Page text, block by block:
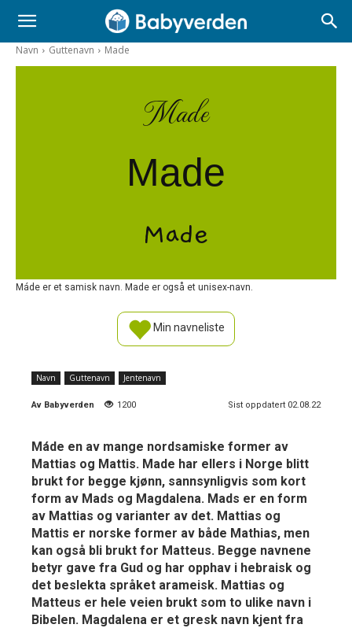
Navn Guttenavn Made
Made
Made
Made
Máde er et samisk navn. Made er også et unisex-navn.
Min navneliste
Navn Guttenavn Jentenavn
Av Babyverden 1200 Sist oppdatert 02.08.22
Máde en av mange nordsamiske former av
Mattias og Mattis. Made har ellers i Norge blitt
brukt for begge kjønn, sannsynligvis som kort
form av Mads og Magdalena. Mads er en form
av Mattias og varianter av det. Mattias og
Mattis er norske former av både Mathias, men
kan også bli brukt for Matteus. Begge navnene
betyr gave fra Gud og har opphav i hebraisk og
det beslekta språket arameisk. Mattias og
Matteus er hele veien brukt som to ulike navn i
Bibelen. Magdalena er et gresk navn kjent fra